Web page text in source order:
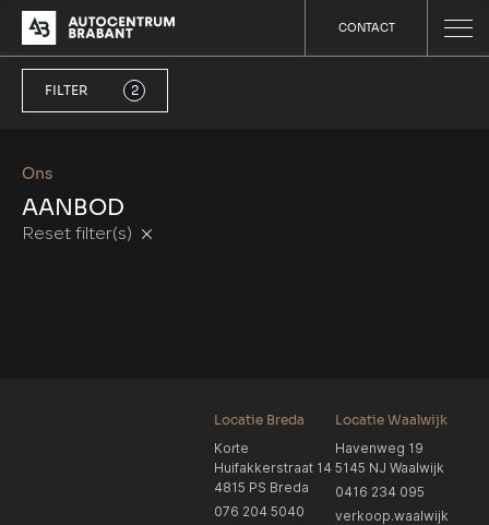
CONTACT
Ons
AANBOD
Reset filter(s)
FILTER 2
Locatie Breda
Korte
Huifakkerstraat 14
4815 PS Breda
076 204 5040
Locatie Waalwijk
Havenweg 19
5145 NJ Waalwijk
0416 234 095
verkoop.waalwijk